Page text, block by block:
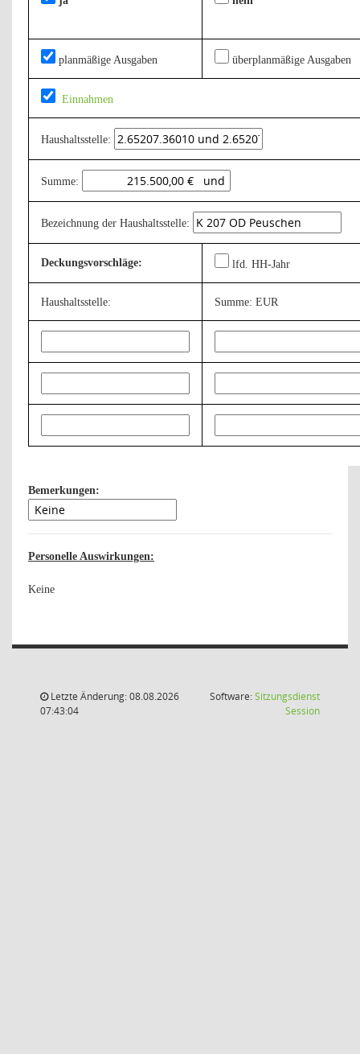
planmäßige Ausgaben überplanmäßige Ausgaben
Einnahmen
Haushaltsstelle:
Summe:
Bezeichnung der Haushaltsstelle:
Deckungsvorschläge: lfd. HH-Jahr
Haushaltsstelle: Summe: EUR
Bemerkungen:
Personelle Auswirkungen:
Keine
Letzte Änderung: 08.08.2026
07:43:04
Software:Sitzungsdienst
Session(Wird in